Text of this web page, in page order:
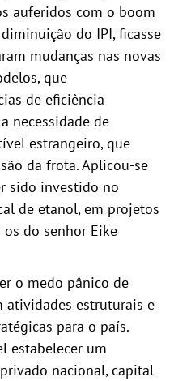
auferidos com o boom
do IPI, ficasse
mudanças nas novas
que
de eficiência
necessidade de
estrangeiro, que
da frota. Aplicou-se
sido investido no
de etanol, em projetos
do senhor Eike
o medo pânico de
atividades estruturais e
para o país.
estabelecer um
nacional, capital